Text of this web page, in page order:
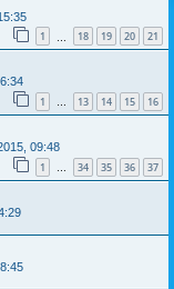
1 18 19 20 21
1 … 13 14 15 16
09:48
1 … 34 35 36 37